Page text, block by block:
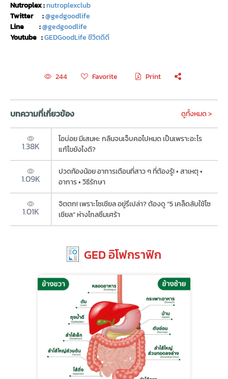
Nutroplex :nutroplexclub
Twitter :@gedgoodlife
Line :@gedgoodlife
Youtube :GEDGoodLife ชีวิตดีดี
244 Favorite Print
บทความที่เกี่ยวข้อง ดูทั้งหมด >
1.38K
ไอบ่อย มีเสมหะ กลืนจนเจ็บคอไปหมด เป็นเพราะอะไร
แก้ไขยังไงดี?
1.09K
ปวดท้องน้อย อาการเตือนที่สาว ๆ ที่ต้องรู้! • สาเหตุ •
อาการ • วิธีรักษา
1.01K
จิตตก! เพราะโซเชียล อยู่รึเปล่า? ต้องดู “5 เคล็ดลับใช้โซ
เชียล” ห่างไกลซึมเศร้า
GED อิโฟกราฟิก